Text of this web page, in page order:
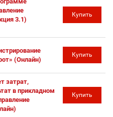
3.1)
Купить
(Онлайн)
Купить
затрат,
в прикладном
Купить